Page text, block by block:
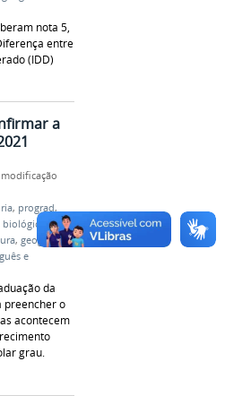
nota 5,
entre
(IDD)
a
, prograd,
biológicas,
, geografia
e
da
preencher o
acontecem
grau.